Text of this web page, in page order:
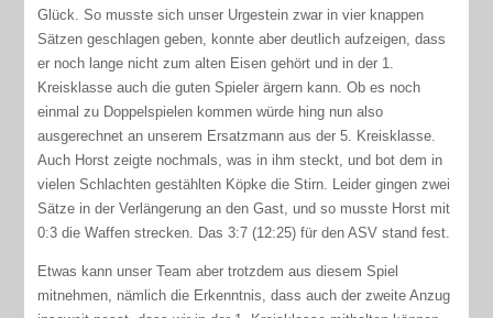
Glück. So musste sich unser Urgestein zwar in vier knappen
Sätzen geschlagen geben, konnte aber deutlich aufzeigen, dass
er noch lange nicht zum alten Eisen gehört und in der 1.
Kreisklasse auch die guten Spieler ärgern kann. Ob es noch
einmal zu Doppelspielen kommen würde hing nun also
ausgerechnet an unserem Ersatzmann aus der 5. Kreisklasse.
Auch Horst zeigte nochmals, was in ihm steckt, und bot dem in
vielen Schlachten gestählten Köpke die Stirn. Leider gingen zwei
Sätze in der Verlängerung an den Gast, und so musste Horst mit
0:3 die Waffen strecken. Das 3:7 (12:25) für den ASV stand fest.
Etwas kann unser Team aber trotzdem aus diesem Spiel
mitnehmen, nämlich die Erkenntnis, dass auch der zweite Anzug